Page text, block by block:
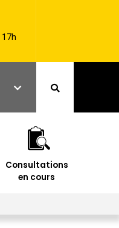
Consultations
en cours